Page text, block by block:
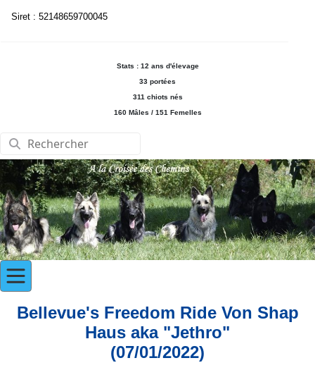
Siret : 52148659700045
Stats : 12 ans d'élevage
33 portées
311 chiots nés
160 Mâles / 151 Femelles
Bellevue's Freedom Ride Von Shap
Haus aka "Jethro"
(07/01/2022)